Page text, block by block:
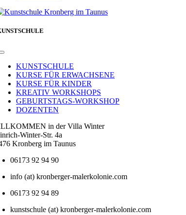
Toggle
NavigationKUNSTSCHULE
KURSE FÜR ERWACHSENE
KURSE FÜR KINDER
KREATIV WORKSHOPS
GEBURTSTAGS-WORKSHOP
DOZENTEN
in der Villa Winter
Winter-Str. 4a
Kronberg im Taunus
06173 92 94 90
info (at) kronberger-malerkolonie.com
06173 92 94 89
kunstschule (at) kronberger-malerkolonie.com